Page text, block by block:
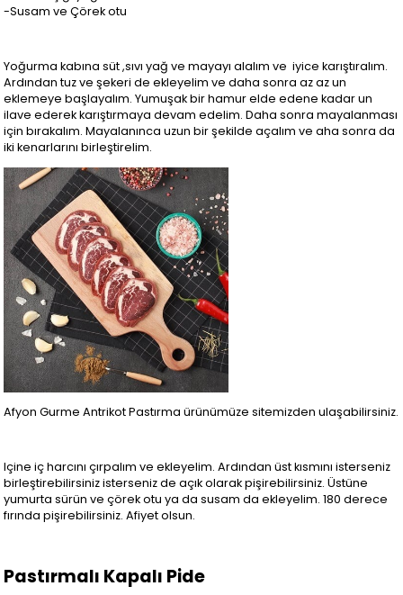
-Susam ve Çörek otu
Yoğurma kabına süt ,sıvı yağ ve mayayı alalım ve iyice karıştıralım.
Ardından tuz ve şekeri de ekleyelim ve daha sonra az az un
eklemeye başlayalım. Yumuşak bir hamur elde edene kadar un
ilave ederek karıştırmaya devam edelim. Daha sonra mayalanması
için bırakalım. Mayalanınca uzun bir şekilde açalım ve aha sonra da
iki kenarlarını birleştirelim.
Afyon Gurme Antrikot Pastırma ürünümüze sitemizden ulaşabilirsiniz.
Içine iç harcını çırpalım ve ekleyelim. Ardından üst kısmını isterseniz
birleştirebilirsiniz isterseniz de açık olarak pişirebilirsiniz. Üstüne
yumurta sürün ve çörek otu ya da susam da ekleyelim. 180 derece
fırında pişirebilirsiniz. Afiyet olsun.
Pastırmalı Kapalı Pide